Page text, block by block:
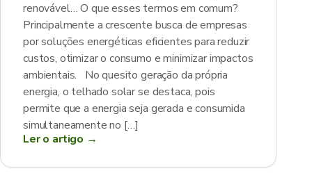
renovável… O que esses termos em comum?
Principalmente a crescente busca de empresas
por soluções energéticas eficientes para reduzir
custos, otimizar o consumo e minimizar impactos
ambientais. No quesito geração da própria
energia, o telhado solar se destaca, pois
permite que a energia seja gerada e consumida
simultaneamente no […]
Ler o artigo →